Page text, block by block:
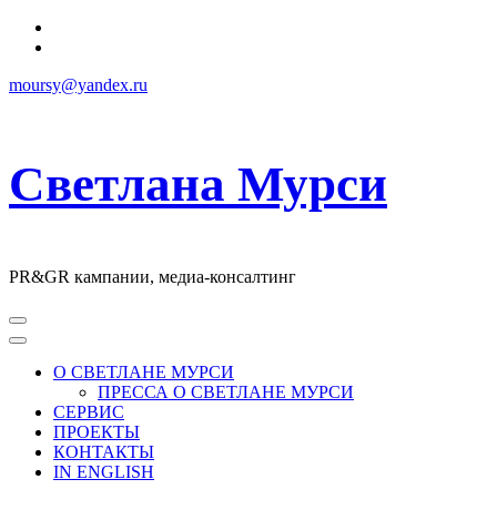
Перейти
moursy@yandex.ru
Светлана Мурси
PR&GR кампании, медиа-консалтинг
О СВЕТЛАНЕ МУРСИ
ПРЕССА О СВЕТЛАНЕ МУРСИ
СЕРВИС
ПРОЕКТЫ
КОНТАКТЫ
IN ENGLISH